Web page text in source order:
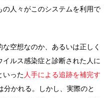
人々がこのシステムを利用で
空想なのか、あるいは正しく
ルス感染症と診断された人に
いった 人手による追跡を補完す
分かれる。しかし、実際のと